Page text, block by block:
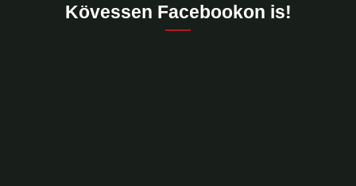
Kövessen Facebookon is!